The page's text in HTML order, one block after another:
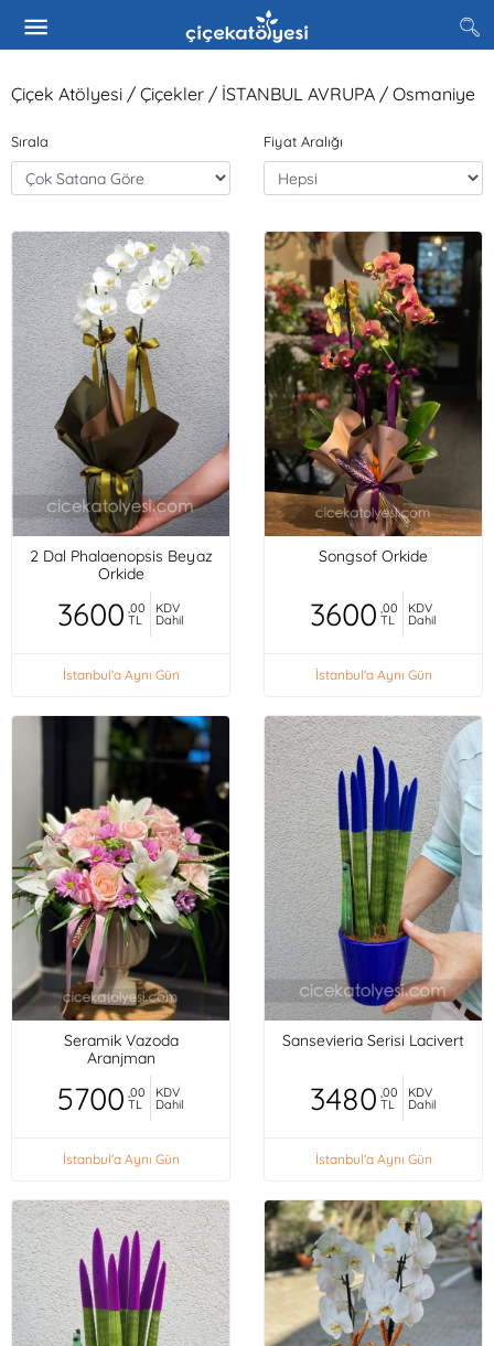
Çiçek Atölyesi / Çiçekler / İSTANBUL AVRUPA / Osmaniye
Sırala Fiyat Aralığı
2 Dal Phalaenopsis Beyaz
Orkide
3600 ,00
TL
KDV
Dahil
İstanbul'a Aynı Gün
Songsof Orkide
3600 ,00
TL
KDV
Dahil
İstanbul'a Aynı Gün
Seramik Vazoda
Aranjman
5700 ,00
TL
KDV
Dahil
İstanbul'a Aynı Gün
Sansevieria Serisi Lacivert
3480 ,00
TL
KDV
Dahil
İstanbul'a Aynı Gün